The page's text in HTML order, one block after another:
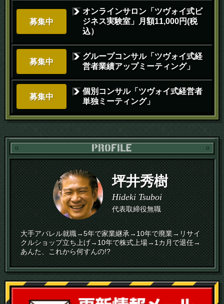
募集中
オンラインサロン「ツヴォイ式ビ
ジネス実験室」月額11,000円(税
込）
募集中
グループコンサル「ツヴォイ式経
営者業績アップミーティング」
募集中
個別コンサル「ツヴォイ式経営者
単独ミーティング」
坪井秀樹
Hideki Tsuboi
代表取締役無職
大手アパレル就職→5年で家業継承→10年で廃業→リサイ
クルショップ立ち上げ→10年で株式上場→1カ月で退任→
あんた、これから何すんの!?